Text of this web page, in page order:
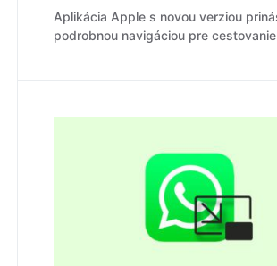
Aplikácia Apple s novou verziou
podrobnou navigáciou pre